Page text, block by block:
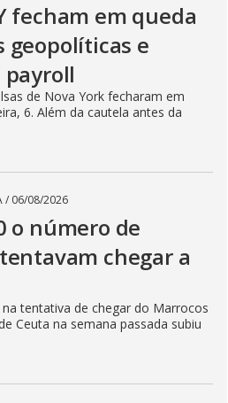
fecham em queda
geopolíticas e
de Nova York fecharam em
6. Além da cautela antes da
/ 06/08/2026
o número de
chegar a
tentativa de chegar do Marrocos
Ceuta na semana passada subiu